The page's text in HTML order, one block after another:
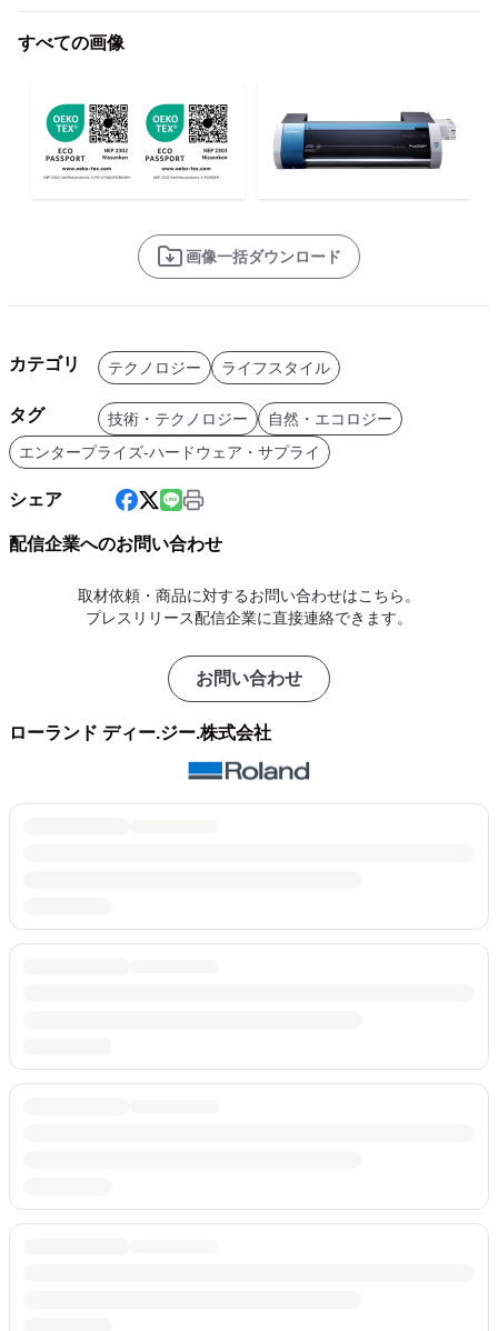
すべての画像
画像一括ダウンロード
カテゴリ テクノロジー ライフスタイル
タグ 技術・テクノロジー
自然・エコロジー
エンタープライズ-ハードウェア・サプライ
シェア
配信企業へのお問い合わせ
取材依頼・商品に対するお問い合わせはこちら。
プレスリリース配信企業に直接連絡できます。
お問い合わせ
ローランド ディー.ジー.株式会社